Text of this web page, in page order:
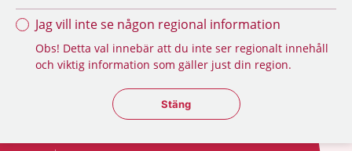
Jag vill inte se någon regional information
Obs! Detta val innebär att du inte ser regionalt innehåll
och viktig information som gäller just din region.
Stäng regionsväljaren
Stäng